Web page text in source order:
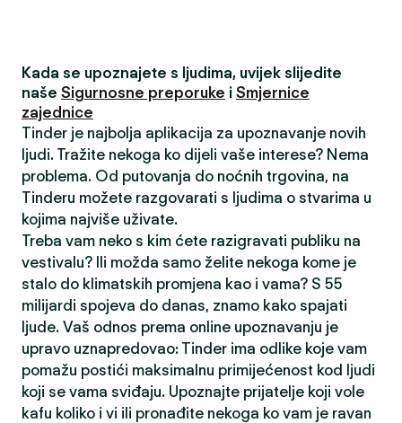
Kada se upoznajete s ljudima, uvijek slijedite
naše Sigurnosne preporuke i Smjernice
zajednice
Tinder je najbolja aplikacija za upoznavanje novih
ljudi. Tražite nekoga ko dijeli vaše interese? Nema
problema. Od putovanja do noćnih trgovina, na
Tinderu možete razgovarati s ljudima o stvarima u
kojima najviše uživate.
Treba vam neko s kim ćete razigravati publiku na
vestivalu? Ili možda samo želite nekoga kome je
stalo do klimatskih promjena kao i vama? S 55
milijardi spojeva do danas, znamo kako spajati
ljude. Vaš odnos prema online upoznavanju je
upravo uznapredovao: Tinder ima odlike koje vam
pomažu postići maksimalnu primijećenost kod ljudi
koji se vama sviđaju. Upoznajte prijatelje koji vole
kafu koliko i vi ili pronađite nekoga ko vam je ravan